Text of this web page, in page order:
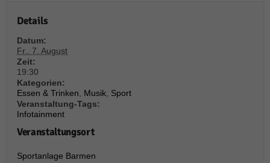
Details
Datum:
Fr.. 7. August
Zeit:
19:30
Kategorien:
Essen & Trinken, Musik, Sport
Veranstaltung-Tags:
Infotainment
Veranstaltungsort
Sportanlage Barmen